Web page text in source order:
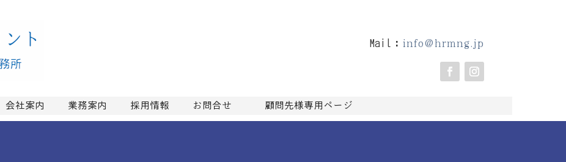
Mail： info@hrmng.jp
会社案内 業務案内 採用情報 お問合せ 顧問先様専用ページ